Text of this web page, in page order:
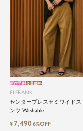
Elegantと
えて愛され
ELFRANK（エ
さくさ」をバ
のカジュアル
毎日の中に自
目を引く。そ
ELFRANK
センタープレスセミワイドス
ンツ Washable
新作早割会員価格
¥7,4906%OFF